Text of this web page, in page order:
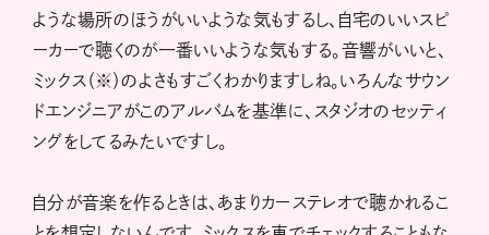
ような場所のほうがいいような気もするし、自宅のいいスピ
ーカーで聴くのが一番いいような気もする。音響がいいと、
ミックス（※）のよさもすごくわかりますしね。いろんなサウン
ドエンジニアがこのアルバムを基準に、スタジオのセッティ
ングをしてるみたいですし。
自分が音楽を作るときは、あまりカーステレオで聴かれるこ